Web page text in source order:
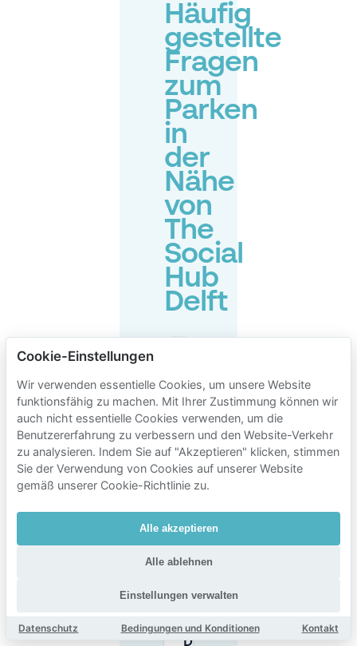
Häufig
gestellte
Fragen
zum
Parken
in
der
Nähe
von
The
Social
Hub
Delft
vor Ort im
The Social
Hub Delft?
Wo kann
ich in der
Nähe des
Hub Delft
parken
oder
Garagen)?
Parken in
Delft in
Cookie-Einstellungen
Wir verwenden essentielle Cookies, um unsere Website
funktionsfähig zu machen. Mit Ihrer Zustimmung können wir
auch nicht essentielle Cookies verwenden, um die
Benutzererfahrung zu verbessern und den Website-Verkehr
zu analysieren. Indem Sie auf "Akzeptieren" klicken, stimmen
Sie der Verwendung von Cookies auf unserer Website
gemäß unserer Cookie-Richtlinie zu.
Alle akzeptieren
Alle ablehnen
Einstellungen verwalten
Datenschutz Bedingungen und Konditionen Kontakt